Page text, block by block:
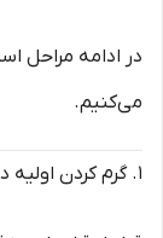
در ادامه مراحل
می‌کنیم.
۱. گرم کردن اولیه دستگاه